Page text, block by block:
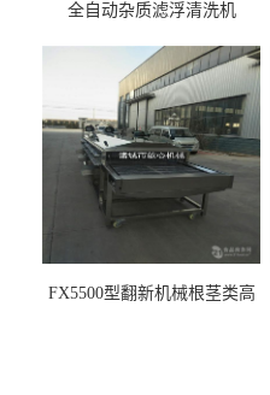
全自动杂质滤浮清洗机
FX5500型翻新机械根茎类高